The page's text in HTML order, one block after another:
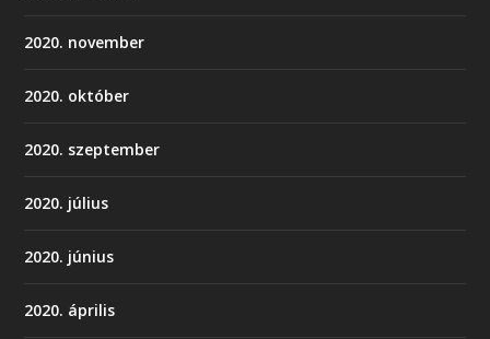
2020. november
2020. október
2020. szeptember
2020. július
2020. június
2020. április